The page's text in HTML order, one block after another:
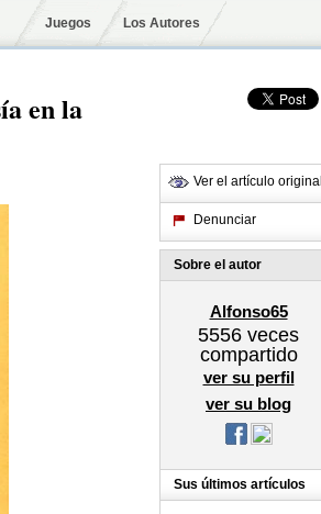
Juegos Los Autores
en la
Ver el artículo original
Denunciar
Sobre el autor
Alfonso65
5556 veces
compartido
ver su perfil
ver su blog
Sus últimos artículos